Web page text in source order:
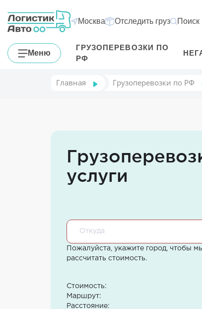
Москва Отследить груз Поиск
Меню
ГРУЗОПЕРЕВОЗКИ ПО
РФ
Главная Грузоперевозки по РФ
услуги
Пожалуйста, укажите город, чтобы
рассчитать стоимость.
Стоимость:
Маршрут:
Расстояние: